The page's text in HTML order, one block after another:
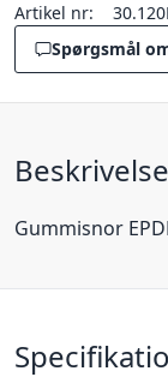
Artikel nr:
Spørgsmål
Beskrivelse
Gummisnor